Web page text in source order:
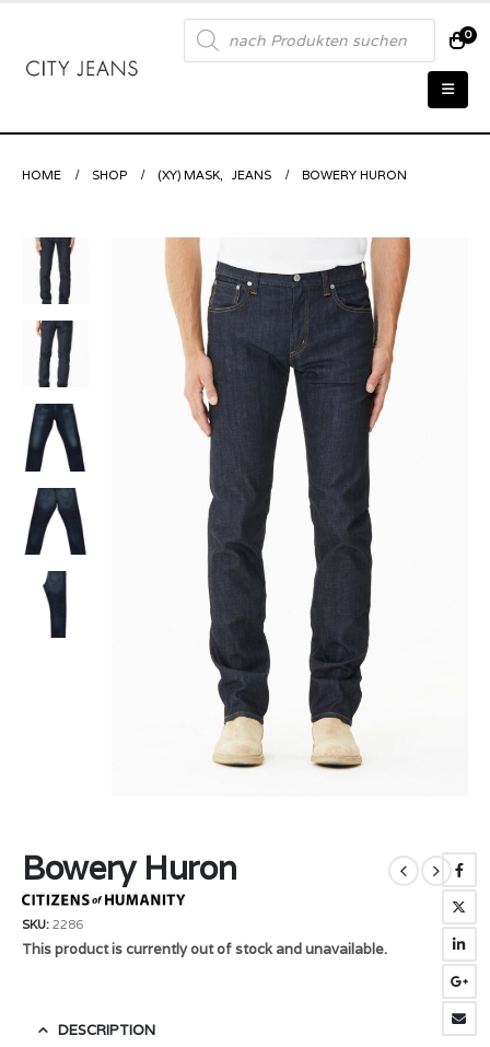
Products
search 0
HOME SHOP (XY) MASK, JEANS BOWERY HURON
Bowery Huron
SKU: 2286
This product is currently out of stock and unavailable.
DESCRIPTION